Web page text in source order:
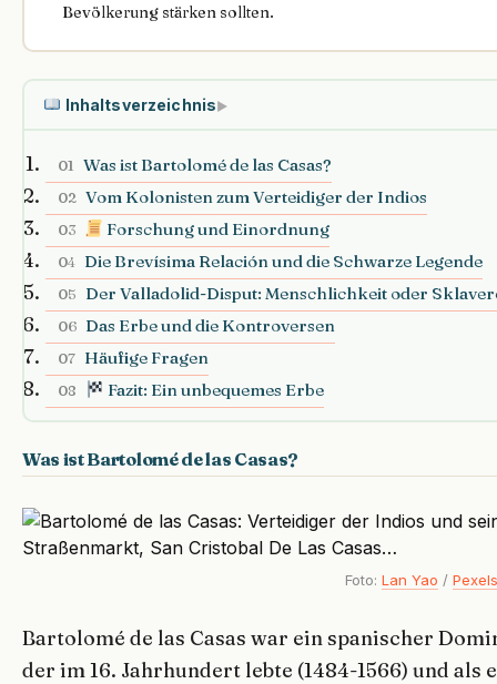
Bevölkerung stärken sollten.
Inhaltsverzeichnis▶
01 Was ist Bartolomé de las Casas?
02 Vom Kolonisten zum Verteidiger der Indios
03 Forschung und Einordnung
04 Die Brevísima Relación und die Schwarze Legende
05 Der Valladolid-Disput: Menschlichkeit oder
06 Das Erbe und die Kontroversen
07 Häufige Fragen
08 Fazit: Ein unbequemes Erbe
Was ist Bartolomé de las Casas?
Foto: Lan Yao / Pexels
Bartolomé de las Casas war ein spanischer
der im 16. Jahrhundert lebte (1484-1566) und